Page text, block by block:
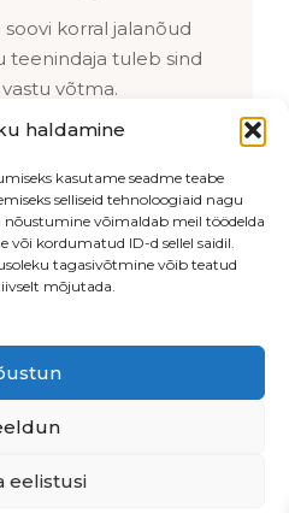
haldamine
kasutame seadme teabe
selliseid tehnoloogiaid nagu
nõustumine võimaldab meil töödelda
kordumatud ID-d sellel saidil.
tagasivõtmine võib teatud
mõjutada.
eelistusi
korral jalanõud
teenindaja tuleb sind
võtma.